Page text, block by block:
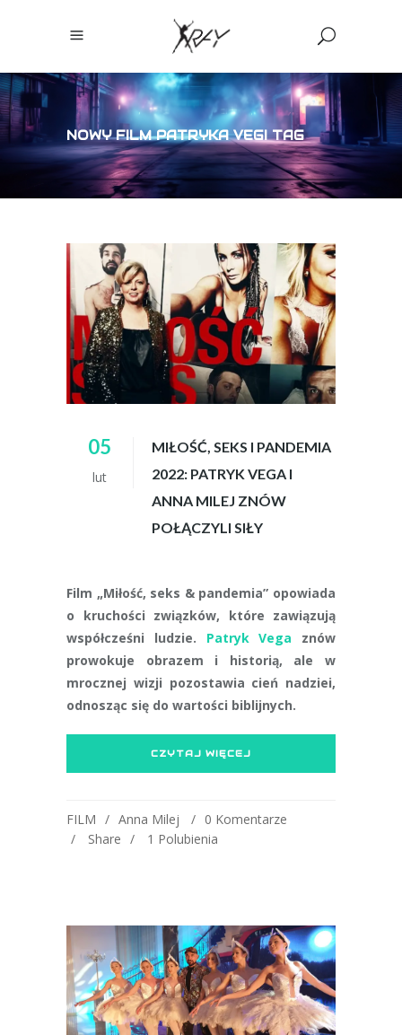
NOWY FILM PATRYKA VEGI TAG
05
lut
MIŁOŚĆ, SEKS I PANDEMIA
2022: PATRYK VEGA I
ANNA MILEJ ZNÓW
POŁĄCZYLI SIŁY
Film „Miłość, seks & pandemia” opowiada
o kruchości związków, które zawiązują
współcześni ludzie. Patryk Vega znów
prowokuje obrazem i historią, ale w
mrocznej wizji pozostawia cień nadziei,
odnosząc się do wartości biblijnych.
CZYTAJ WIĘCEJ
FILM Anna Milej
0 Komentarze
Share
1 Polubienia